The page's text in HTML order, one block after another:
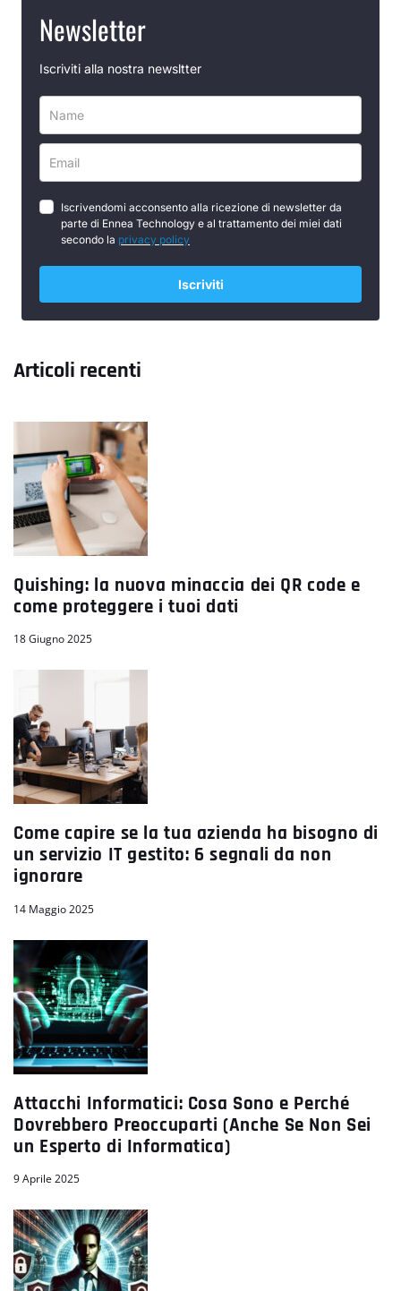
Newsletter
Iscriviti alla nostra newsltter
Iscrivendomi acconsento alla ricezione di newsletter da
parte di Ennea Technology e al trattamento dei miei dati
secondo la privacy policy
Iscriviti
Articoli recenti
Quishing: la nuova minaccia dei QR code e
come proteggere i tuoi dati
18 Giugno 2025
Come capire se la tua azienda ha bisogno di
un servizio IT gestito: 6 segnali da non
ignorare
14 Maggio 2025
Attacchi Informatici: Cosa Sono e Perché
Dovrebbero Preoccuparti (Anche Se Non Sei
un Esperto di Informatica)
9 Aprile 2025